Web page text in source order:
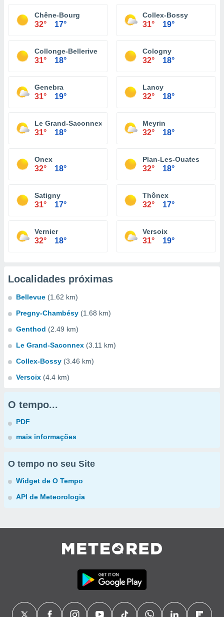
Chêne-Bourg
32° 17°
Collex-Bossy
31° 19°
Collonge-Bellerive
31° 18°
Cologny
32° 18°
Genebra
31° 19°
Lancy
32° 18°
Le Grand-Saconnex
31° 18°
Meyrin
32° 18°
Onex
32° 18°
Plan-Les-Ouates
32° 18°
Satigny
31° 17°
Thônex
32° 17°
Vernier
32° 18°
Versoix
31° 19°
Localidades próximas
Bellevue (1.62 km)
Pregny-Chambésy (1.68 km)
Genthod (2.49 km)
Le Grand-Saconnex (3.11 km)
Collex-Bossy (3.46 km)
Versoix (4.4 km)
O tempo...
PDF
mais informações
O tempo no seu Site
Widget de O Tempo
API de Meteorologia